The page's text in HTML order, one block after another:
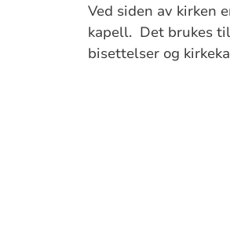
Ved siden av kirken
kapell. Det brukes
bisettelser og